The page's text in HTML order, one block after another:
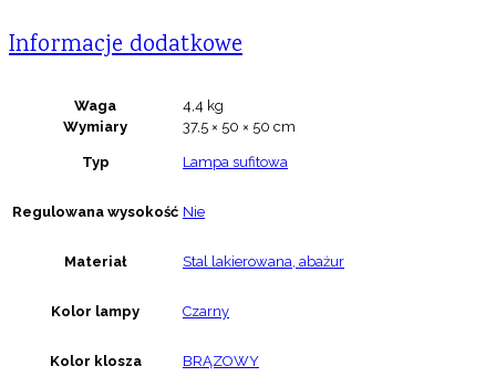
Informacje dodatkowe
Waga
4,4 kg
Wymiary
37,5 × 50 × 50 cm
Typ Lampa sufitowa
Regulowana wysokość Nie
Materiał Stal lakierowana, abażur
Kolor lampy Czarny
Kolor klosza BRĄZOWY